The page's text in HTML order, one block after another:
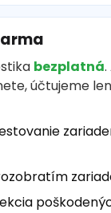
bezplatná
účtujeme